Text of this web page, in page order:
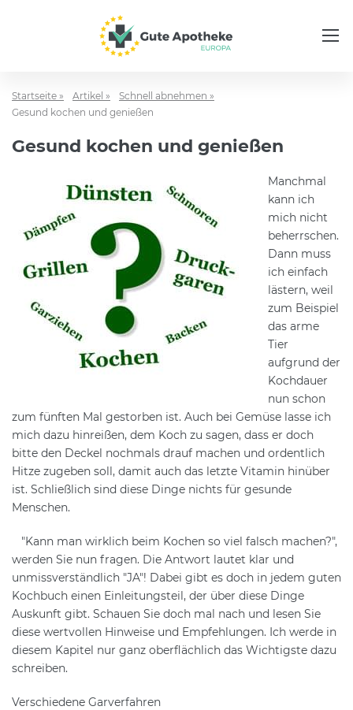
Startseite » Artikel »
Schnell abnehmen »
Gesund kochen und genießen
Gesund kochen und genießen
Manchmal
kann ich
mich nicht
beherrschen.
Dann muss
ich einfach
lästern, weil
zum Beispiel
das arme
Tier
aufgrund der
Kochdauer
nun schon
zum fünften Mal gestorben ist. Auch bei Gemüse lasse ich
mich dazu hinreißen, dem Koch zu sagen, dass er doch
bitte den Deckel nochmals drauf machen und ordentlich
Hitze zugeben soll, damit auch das letzte Vitamin hinüber
ist. Schließlich sind diese Dinge nichts für gesunde
Menschen.
"Kann man wirklich beim Kochen so viel falsch machen?",
werden Sie nun fragen. Die Antwort lautet klar und
unmissverständlich "JA"! Dabei gibt es doch in jedem guten
Kochbuch einen Einleitungsteil, der über diese Dinge
Auskunft gibt. Schauen Sie doch mal nach und lesen Sie
diese wertvollen Hinweise und Empfehlungen. Ich werde in
diesem Kapitel nur ganz oberflächlich das Wichtigste dazu
schreiben.
Verschiedene Garverfahren